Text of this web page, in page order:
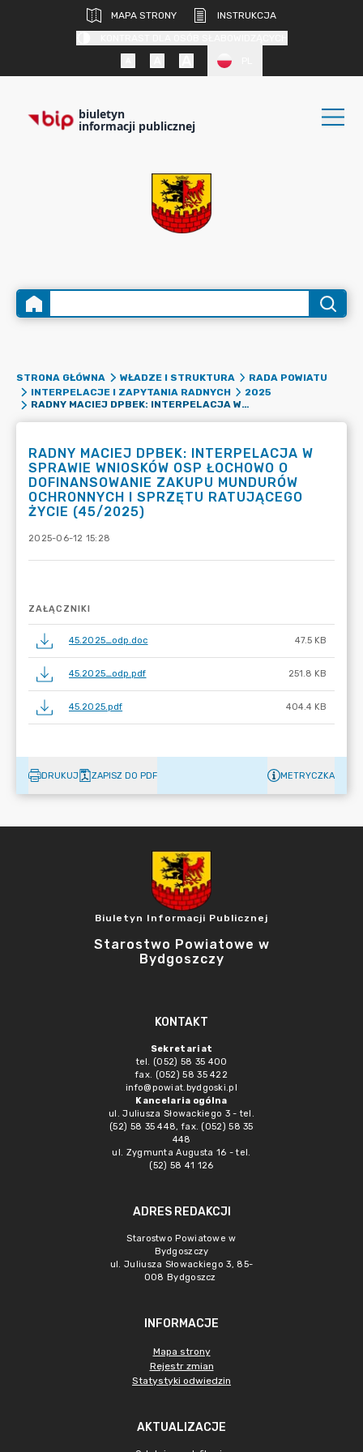
MAPA STRONY
INSTRUKCJA
biuletyn
informacji publicznej
STRONA GŁÓWNA WŁADZE I STRUKTURA
RADA POWIATU
INTERPELACJE I ZAPYTANIA RADNYCH
2025
RADNY MACIEJ DPBEK: INTERPELACJA W SPRAWIE WNIOSKÓW OSP ŁOCHOWO O DOFINANSOWANIE ZAKUPU MUNDURÓW OCHRONNYCH I SPRZĘTU RATUJĄCEGO ŻYCIE (45/2025)
RADNY MACIEJ DPBEK: INTERPELACJA W
SPRAWIE WNIOSKÓW OSP ŁOCHOWO O
DOFINANSOWANIE ZAKUPU MUNDURÓW
OCHRONNYCH I SPRZĘTU RATUJĄCEGO
ŻYCIE (45/2025)
2025-06-12 15:28
ZAŁĄCZNIKI
45.2025_odp.doc 47.5 KB
45.2025_odp.pdf 251.8 KB
45.2025.pdf 404.4 KB
DRUKUJ ZAPISZ DO PDF METRYCZKA
Biuletyn Informacji Publicznej
Starostwo Powiatowe w
Bydgoszczy
KONTAKT
Sekretariat
tel. (052) 58 35 400
fax. (052) 58 35 422
info@powiat.bydgoski.pl
Kancelaria ogólna
ul. Juliusza Słowackiego 3 - tel.
(52) 58 35 448, fax. (052) 58 35
448
ul. Zygmunta Augusta 16 - tel.
(52) 58 41 126
ADRES REDAKCJI
Starostwo Powiatowe w
Bydgoszczy
ul. Juliusza Słowackiego 3, 85-
008 Bydgoszcz
INFORMACJE
Mapa strony
Rejestr zmian
Statystyki odwiedzin
AKTUALIZACJE